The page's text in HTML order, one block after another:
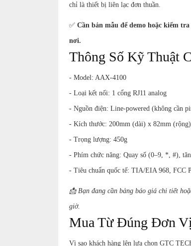
chỉ là thiết bị liên lạc đơn thuần.
✅ Cần bản mẫu để demo hoặc kiểm
nơi.
Thông Số Kỹ Thuật
- Model: AAX-4100
- Loại kết nối: 1 cổng RJ11 analog
- Nguồn điện: Line-powered (không cần
- Kích thước: 200mm (dài) x 82mm
- Trọng lượng: 450g
- Phím chức năng: Quay số (0–9, *, #),
- Tiêu chuẩn quốc tế: TIA/EIA 968, FCC
📩 Bạn đang cần bảng báo giá chi tiết
giờ.
Mua Từ Đúng Đơn
Vì sao khách hàng lên lựa chọn GTC